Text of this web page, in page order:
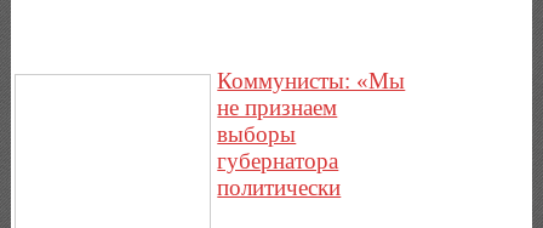
Коммунисты: «Мы
не признаем
выборы
губернатора
политически